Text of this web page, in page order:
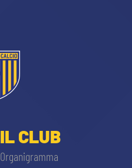
IL CLUB
Organigramma